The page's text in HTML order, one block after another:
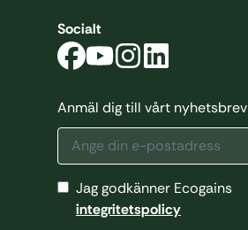
Socialt
Anmäl dig till vårt nyhetsbrev
Jag godkänner Ecogains
integritetspolicy